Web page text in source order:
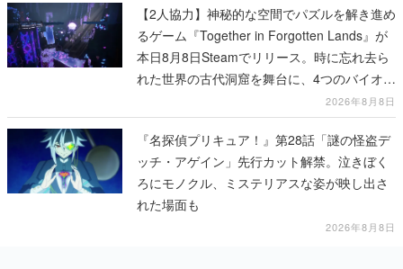
【2人協力】神秘的な空間でパズルを解き進め
るゲーム『Together in Forgotten Lands』が
本日8月8日Steamでリリース。時に忘れ去ら
れた世界の古代洞窟を舞台に、4つのバイオー
2026年8月8日
『名探偵プリキュア！』第28話「謎の怪盗デ
ッチ・アゲイン」先行カット解禁。泣きぼく
ろにモノクル、ミステリアスな姿が映し出さ
れた場面も
2026年8月8日